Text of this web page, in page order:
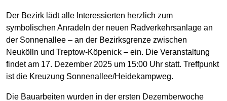
Der Bezirk lädt alle Interessierten herzlich zum
symbolischen Anradeln der neuen Radverkehrsanlage an
der Sonnenallee – an der Bezirksgrenze zwischen
Neukölln und Treptow-Köpenick – ein. Die Veranstaltung
findet am 17. Dezember 2025 um 15:00 Uhr statt. Treffpunkt
ist die Kreuzung Sonnenallee/Heidekampweg.
Die Bauarbeiten wurden in der ersten Dezemberwoche